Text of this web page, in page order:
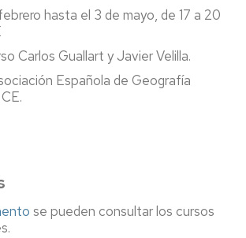
hasta el 3 de mayo, de 17 a 20
Carlos Guallart y Javier Velilla.
Española de Geografía
se pueden consultar los cursos